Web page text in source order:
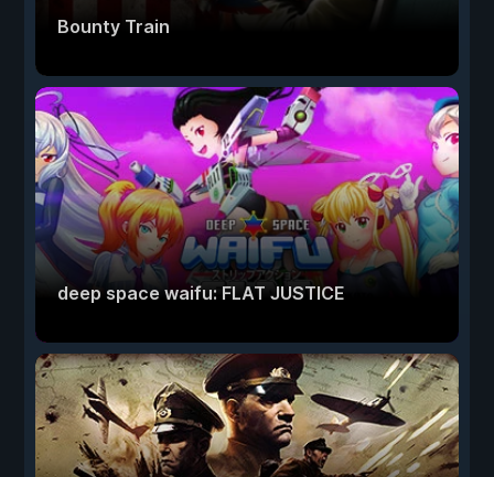
Bounty Train
deep space waifu: FLAT JUSTICE